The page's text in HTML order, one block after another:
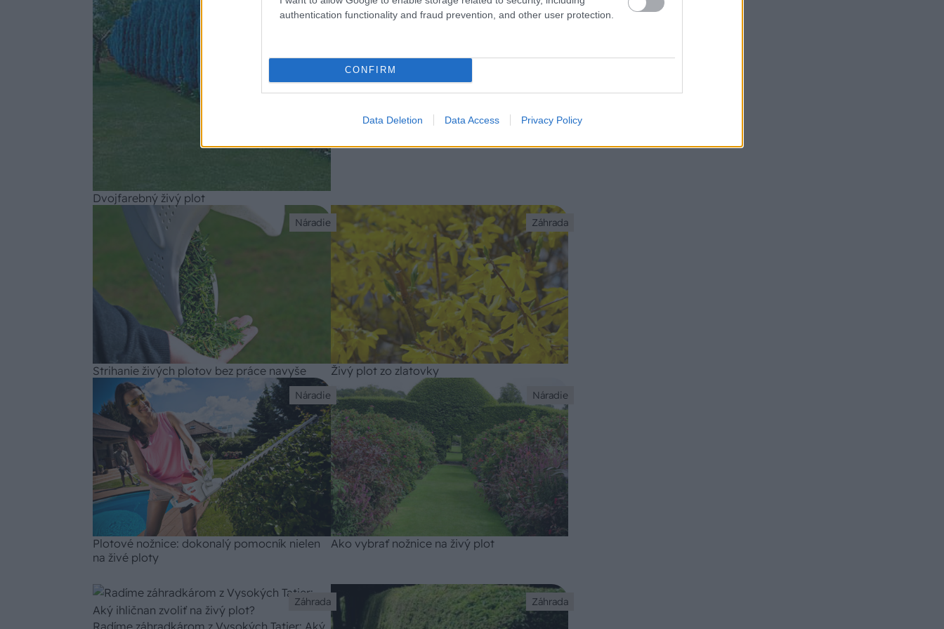
authentication functionality and fraud prevention, and other user protection.
CONFIRM
Data Deletion Data Access Privacy Policy
Dvojfarebný živý plot
Ako si vysadiť jedlý a okrasný živý plot
Náradie
Strihanie živých plotov bez práce navyše
Záhrada
Živý plot zo zlatovky
Náradie
Plotové nožnice: dokonalý pomocník nielen
na živé ploty
Náradie
Ako vybrať nožnice na živý plot
Záhrada
Radíme záhradkárom z Vysokých Tatier: Aký
Záhrada